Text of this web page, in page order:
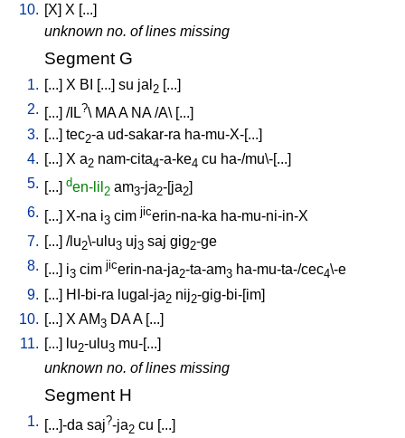
10. [X] X [...]
unknown no. of lines missing
Segment G
1. [...] X BI [...] su jal 2 [...]
2. [...] /IL?\ MAA NA/A\ [...]
3. [...] tec2-a ud-sakar-ra ha-mu-X-[...]
4. [...] X a2 nam-cita4-a-ke4 cu ha-/mu\-[...]
5. [...] den-lil 2 am3-ja2-[ja2]
6. [...] X-na i3 cim jicerin-na-ka ha-mu-ni-in-X
7. [...] /lu2\-ulu3 uj3 saj gig2-ge
8. [...] i3 cim jicerin-na-ja2-ta-am3 ha-mu-ta-/cec4\-e
9. [...] HI-bi-ra lugal-ja2 nij2-gig-bi-[im]
10. [...] X AM3 DAA[...]
11. [...] lu2-ulu3 mu-[...]
unknown no. of lines missing
Segment H
1. [...]-da saj?-ja2 cu [...]